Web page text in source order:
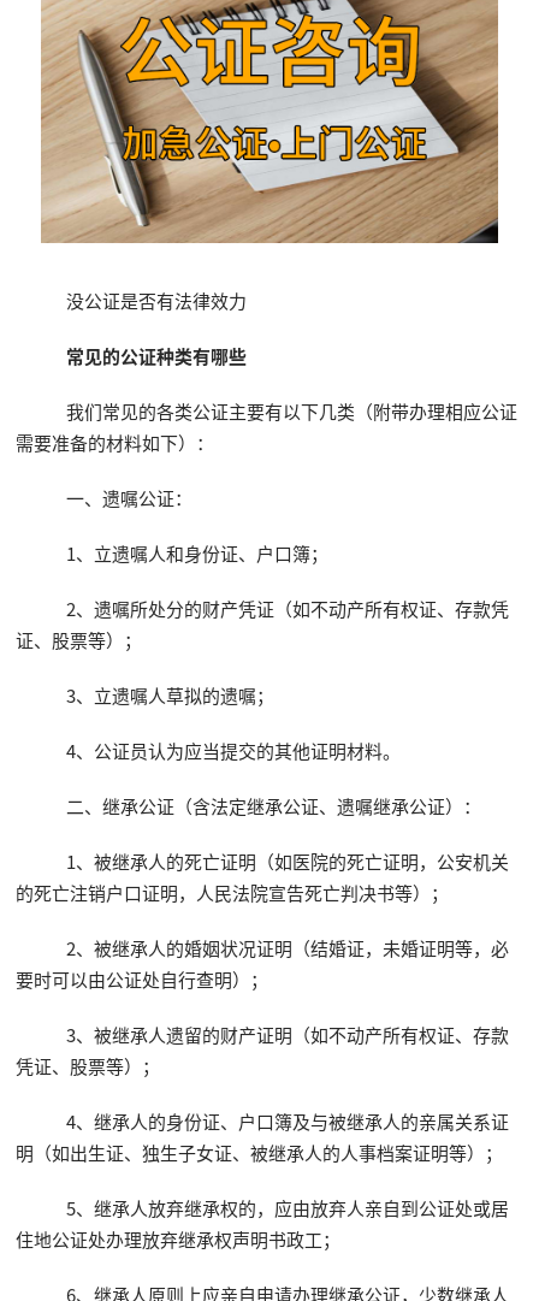
没公证是否有法律效力
常见的公证种类有哪些
我们常见的各类公证主要有以下几类（附带办理相应公证
需要准备的材料如下）：
一、遗嘱公证：
1、立遗嘱人和身份证、户口簿；
2、遗嘱所处分的财产凭证（如不动产所有权证、存款凭
证、股票等）；
3、立遗嘱人草拟的遗嘱；
4、公证员认为应当提交的其他证明材料。
二、继承公证（含法定继承公证、遗嘱继承公证）：
1、被继承人的死亡证明（如医院的死亡证明，公安机关
的死亡注销户口证明，人民法院宣告死亡判决书等）；
2、被继承人的婚姻状况证明（结婚证，未婚证明等，必
要时可以由公证处自行查明）；
3、被继承人遗留的财产证明（如不动产所有权证、存款
凭证、股票等）；
4、继承人的身份证、户口簿及与被继承人的亲属关系证
明（如出生证、独生子女证、被继承人的人事档案证明等）；
5、继承人放弃继承权的，应由放弃人亲自到公证处或居
住地公证处办理放弃继承权声明书政工；
6、继承人原则上应亲自申请办理继承公证，少数继承人